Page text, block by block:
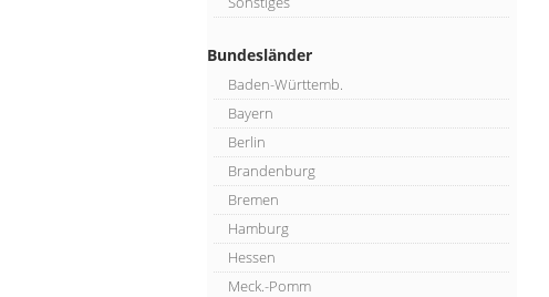
Bundesländer
Baden-Württemb.
Bayern
Berlin
Brandenburg
Bremen
Hamburg
Hessen
Meck.-Pomm